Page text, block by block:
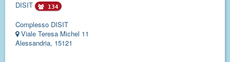
DISIT 134
Complesso DISIT
Viale Teresa Michel 11
Alessandria, 15121